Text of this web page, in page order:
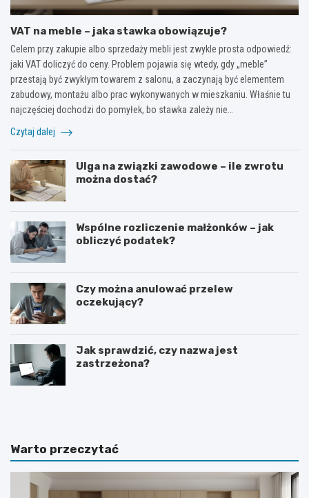
VAT na meble – jaka stawka obowiązuje?
Celem przy zakupie albo sprzedaży mebli jest zwykle prosta odpowiedź:
jaki VAT doliczyć do ceny. Problem pojawia się wtedy, gdy „meble”
przestają być zwykłym towarem z salonu, a zaczynają być elementem
zabudowy, montażu albo prac wykonywanych w mieszkaniu. Właśnie tu
najczęściej dochodzi do pomyłek, bo stawka zależy nie…
Czytaj dalej
Ulga na związki zawodowe – ile zwrotu
można dostać?
Wspólne rozliczenie małżonków – jak
obliczyć podatek?
Czy można anulować przelew
oczekujący?
Jak sprawdzić, czy nazwa jest
zastrzeżona?
J
o
s
i
C
y
p
o
Warto przeczytać